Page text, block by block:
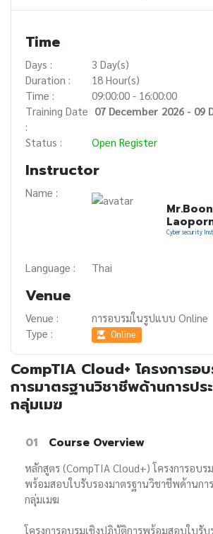
Time
Days :
3 Day(s)
Duration :
18 Hour(s)
Time :
09:00:00 - 16:00:00
Training Date
:
07 December 2026 - 09
Status : Open Register
Instructor
Name :
Cyber security
Language : Thai
Venue
Venue :
การอบรมในรูปแบบ Online
Type :
Online
CompTIA Cloud+ โครงการอ
การมาตรฐานวิชาชีพด้านการป
กลุ่มเมฆ
01 Course Overview
หลักสูตร (CompTIA Cloud+) โครงการอบร
พร้อมสอบใบรับรองมาตรฐานวิชาชีพด้านก
กลุ่มเมฆ
โครงการอบรมเชิงปฎิบัติการพร้อมสอบใบรั